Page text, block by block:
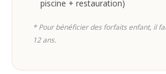
piscine + restauration)
* Pour bénéficier des forfaits enfant, il
12 ans.